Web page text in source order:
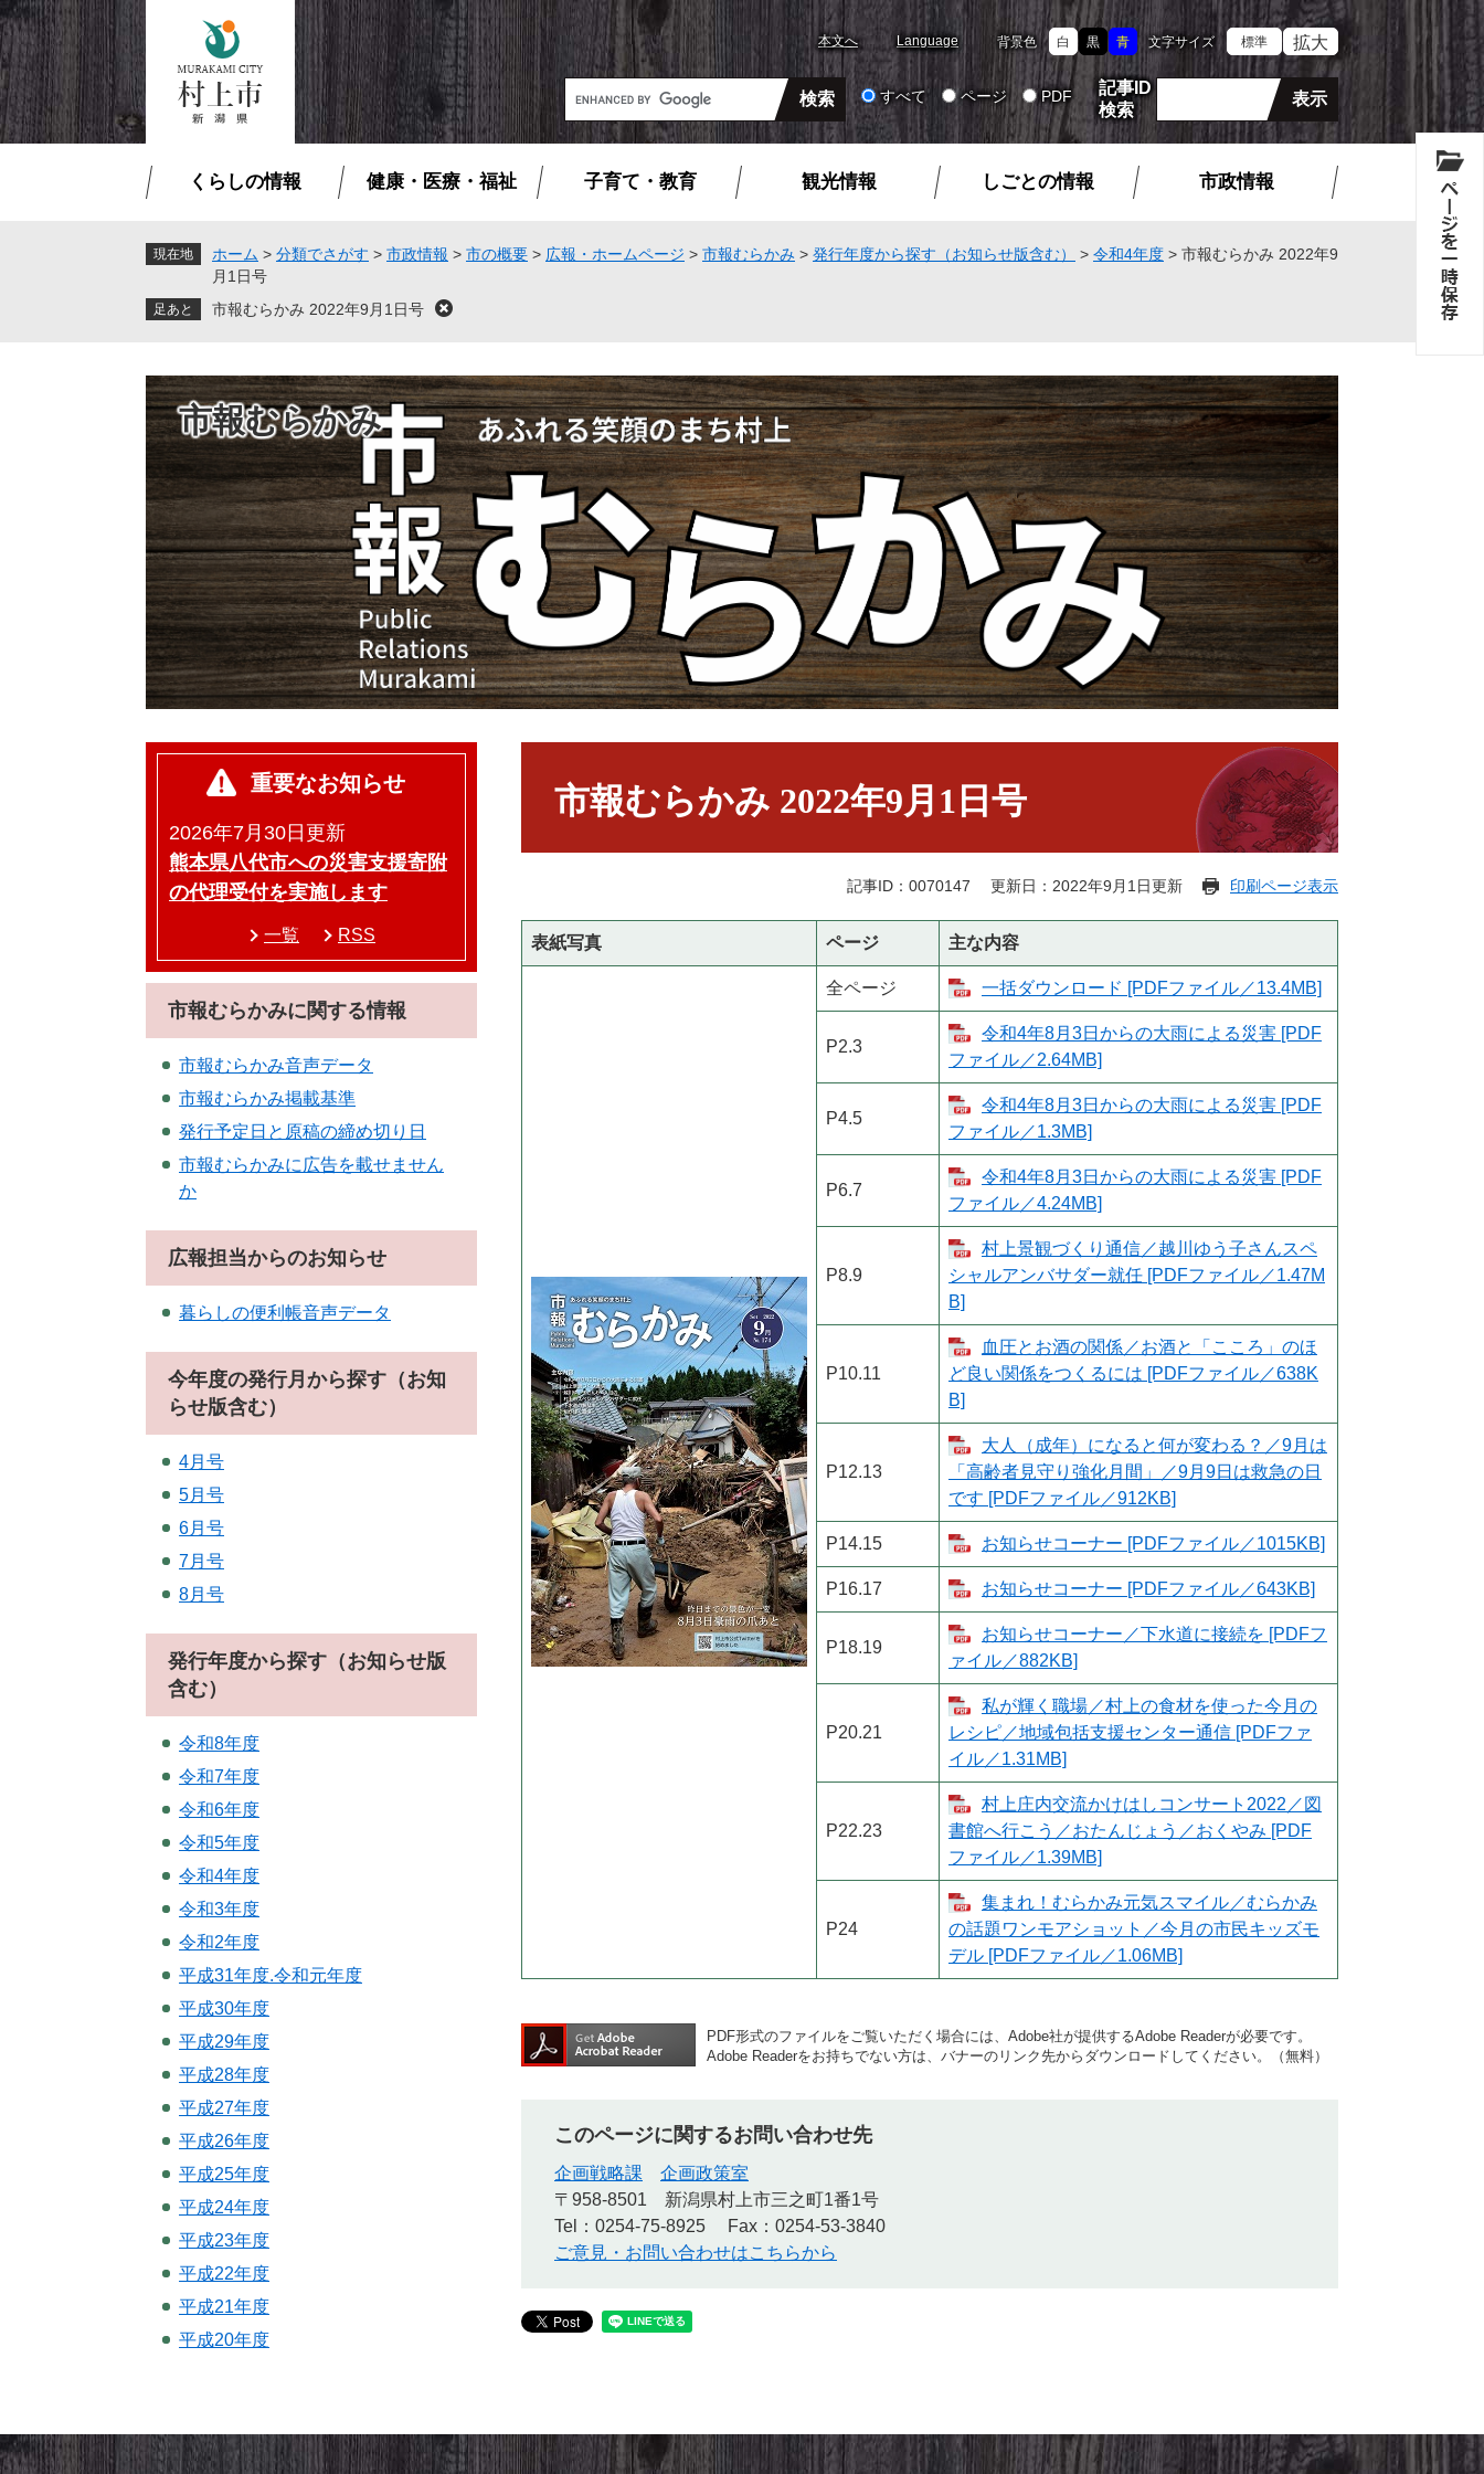
ペ
ー
ジ
の
先
頭
メ
ニ
ュ
ー
を
飛
本文へ Language 背景色 白 黒 青 文字サイズ 標準 拡大
G
o
o
カ
索
すべて ページ PDF
記事ID
検索
くらしの情報 健康・医療・福祉 子育て・教育 観光情報 しごとの情報 市政情報
現在地 ホーム > 分類でさがす > 市政情報 > 市の概要 > 広報・ホームページ > 市報むらかみ > 発行年度から探す（お知らせ版含む） > 令和4年度 > 市報むらかみ 2022年9
月1日号
市報むらかみ 2022年9月1日号
閉
市報むらかみ
市報むらかみ 2022年9月1日号
記事ID：0070147 更新日：2022年9月1日更新 印刷ページ表示
表紙写真 ページ 主な内容
全ページ 一括ダウンロード [PDFファイル／13.4MB]
P2.3
令和4年8月3日からの大雨による災害 [PDF
ファイル／2.64MB]
P4.5
令和4年8月3日からの大雨による災害 [PDF
ファイル／1.3MB]
P6.7
令和4年8月3日からの大雨による災害 [PDF
ファイル／4.24MB]
P8.9
村上景観づくり通信／越川ゆう子さんスペ
シャルアンバサダー就任 [PDFファイル／1.47M
B]
P10.11
血圧とお酒の関係／お酒と「こころ」のほ
ど良い関係をつくるには [PDFファイル／638K
B]
P12.13
大人（成年）になると何が変わる？／9月は
「高齢者見守り強化月間」／9月9日は救急の日
です [PDFファイル／912KB]
P14.15 お知らせコーナー [PDFファイル／1015KB]
P16.17 お知らせコーナー [PDFファイル／643KB]
P18.19
お知らせコーナー／下水道に接続を [PDFフ
ァイル／882KB]
P20.21
私が輝く職場／村上の食材を使った今月の
レシピ／地域包括支援センター通信 [PDFファ
イル／1.31MB]
P22.23
村上庄内交流かけはしコンサート2022／図
書館へ行こう／おたんじょう／おくやみ [PDF
ファイル／1.39MB]
P24
集まれ！むらかみ元気スマイル／むらかみ
の話題ワンモアショット／今月の市民キッズモ
デル [PDFファイル／1.06MB]
PDF形式のファイルをご覧いただく場合には、Adobe社が提供するAdobe Readerが必要です。
Adobe Readerをお持ちでない方は、バナーのリンク先からダウンロードしてください。（無料）
このページに関するお問い合わせ先
企画戦略課
企画政策室
〒958-8501
新潟県村上市三之町1番1号
Tel：0254-75-8925
Fax：0254-53-3840
ご意見・お問い合わせはこちらから
重要なお知らせ
2026年7月30日更新
熊本県八代市への災害支援寄附
の代理受付を実施します
一覧 RSS
市報むらかみに関する情報
市報むらかみ音声データ
市報むらかみ掲載基準
発行予定日と原稿の締め切り日
市報むらかみに広告を載せません
か
広報担当からのお知らせ
暮らしの便利帳音声データ
今年度の発行月から探す（お知
らせ版含む）
4月号
5月号
6月号
7月号
8月号
発行年度から探す（お知らせ版
含む）
令和8年度
令和7年度
令和6年度
令和5年度
令和4年度
令和3年度
令和2年度
平成31年度.令和元年度
平成30年度
平成29年度
平成28年度
平成27年度
平成26年度
平成25年度
平成24年度
平成23年度
平成22年度
平成21年度
平成20年度